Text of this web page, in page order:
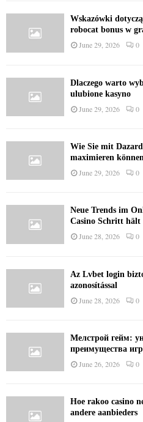
Wskazówki
robocat bonus w
June 29, 2026 0
Dlaczego warto
ulubione kasyno
June 29, 2026 0
Wie Sie mit
maximieren
June 29, 2026 0
Neue Trends im
Casino Schritt hält
June 28, 2026 0
Az Lvbet login
azonosítással
June 28, 2026 0
Мелстрой гейм:
преимущества
June 26, 2026 0
Hoe rakoo casino
andere aanbieders